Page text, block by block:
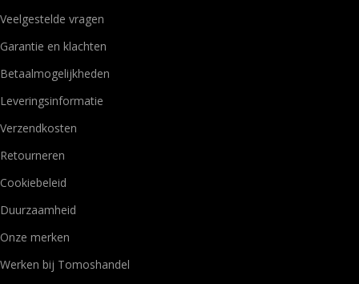
Veelgestelde vragen
Garantie en klachten
Betaalmogelijkheden
Leveringsinformatie
Verzendkosten
Retourneren
Cookiebeleid
Duurzaamheid
Onze merken
Werken bij Tomoshandel